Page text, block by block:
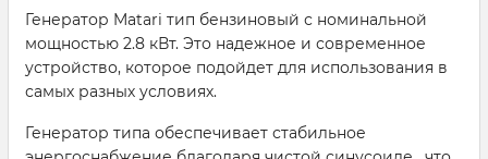
Генератор Matari тип бензиновый с номинальной
мощностью 2.8 кВт. Это надежное и современное
устройство, которое подойдет для использования в
самых разных условиях.
Генератор типа обеспечивает стабильное